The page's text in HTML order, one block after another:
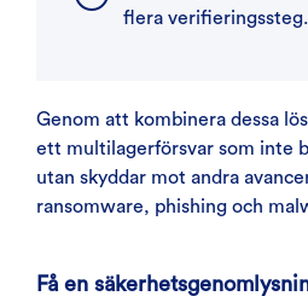
flera verifieringssteg.
Genom att kombinera dessa
ett multilagerförsvar som inte
utan skyddar mot andra
ransomware, phishing och
Få en